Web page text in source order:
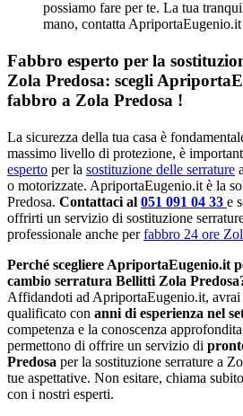
possiamo fare per te. La tua
mano, contatta ApriportaEugenio.it
Fabbro esperto per la
Zola Predosa: scegli
fabbro a Zola Predosa !
La sicurezza della tua casa è
massimo livello di protezione, è
esperto per la sostituzione delle serrature
o motorizzate. ApriportaEugenio.it è la
Predosa. Contattaci al 051 091 04 33 e
offrirti un servizio di sostituzione
professionale anche perfabbro 24 ore
Perché scegliere ApriportaEugenio.it
cambio serratura Bellitti Zola
Affidandoti ad ApriportaEugenio.it, avrai
qualificato con anni di esperienza nel
competenza e la conoscenza
permettono di offrire un servizio di
Predosa per la sostituzione serrature a
tue aspettative. Non esitare, chiama
con i nostri esperti.